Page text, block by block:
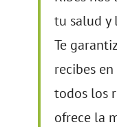
tu salud y
Te
recibes
todos los
ofrece la